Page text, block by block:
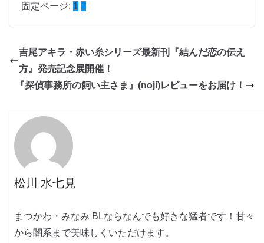
固定ページ: 1 2
吉尾アキラ・赤い糸シリーズ最新刊『結んだ恋の伝え
方』発売記念展開催！
『探偵事務所の飼い主さま』(noji)レビューをお届け！
松川 水七見
まつかわ・みなみ BLならなんでも好きな猛者です！甘々
から闇系まで美味しくいただけます。